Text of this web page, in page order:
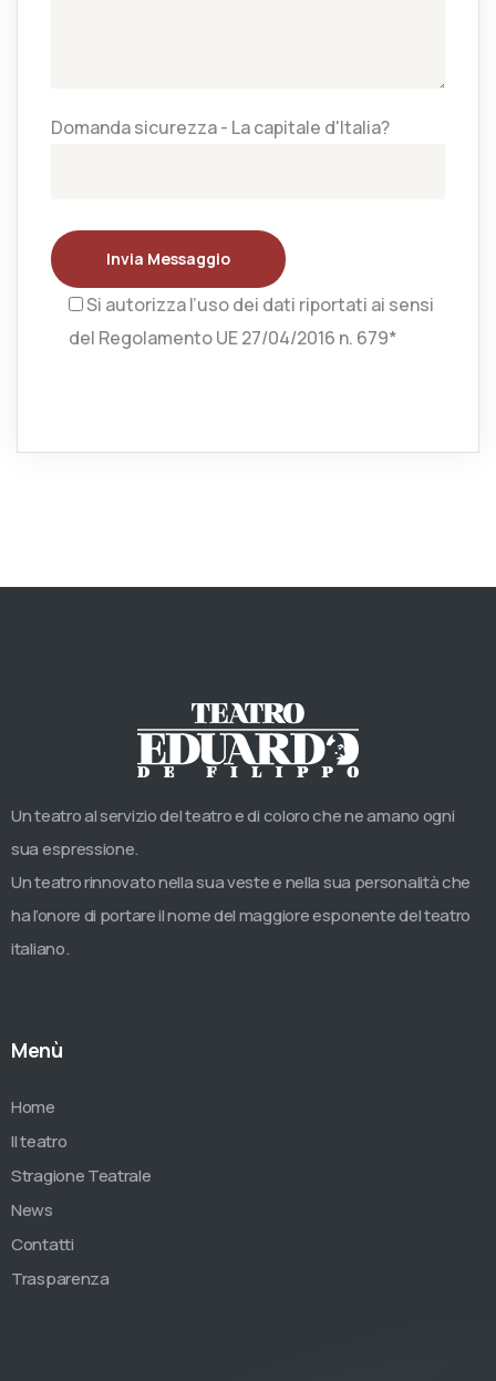
Domanda sicurezza - La capitale d'Italia?
Invia Messaggio
Si autorizza l’uso dei dati riportati ai sensi
del Regolamento UE 27/04/2016 n. 679*
Un teatro al servizio del teatro e di coloro che ne amano ogni
sua espressione.
Un teatro rinnovato nella sua veste e nella sua personalità che
ha l’onore di portare il nome del maggiore esponente del teatro
italiano.
Menù
Home
Il teatro
Stragione Teatrale
News
Contatti
Trasparenza